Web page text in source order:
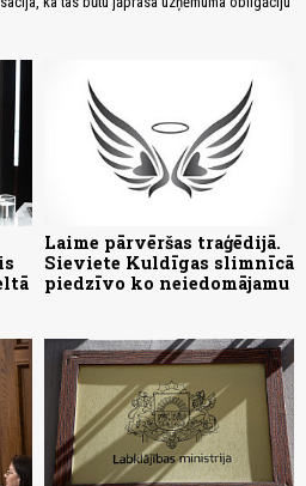
Laime pārvēršas traģēdijā.
Sieviete Kuldīgas slimnīcā
piedzīvo ko neiedomājamu